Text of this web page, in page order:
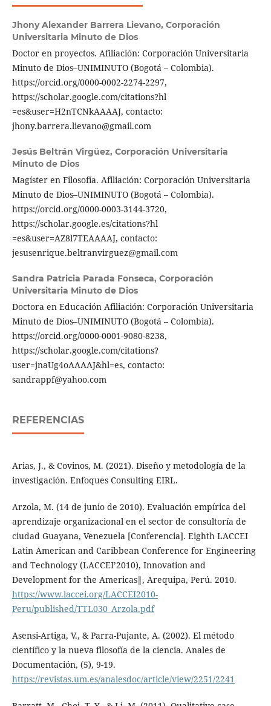
Jhony Alexander Barrera Lievano, Corporación
Universitaria Minuto de Dios
Doctor en proyectos. Afiliación: Corporación Universitaria
Minuto de Dios–UNIMINUTO (Bogotá – Colombia).
https://orcid.org/0000-0002-2274-2297,
https://scholar.google.com/citations?hl
=es&user=H2nTCNkAAAAJ, contacto:
jhony.barrera.lievano@gmail.com
Jesús Beltrán Virgüez, Corporación Universitaria
Minuto de Dios
Magíster en Filosofía. Afiliación: Corporación Universitaria
Minuto de Dios–UNIMINUTO (Bogotá – Colombia).
https://orcid.org/0000-0003-3144-3720,
https://scholar.google.es/citations?hl
=es&user=AZ8l7TEAAAAJ, contacto:
jesusenrique.beltranvirguez@gmail.com
Sandra Patricia Parada Fonseca, Corporación
Universitaria Minuto de Dios
Doctora en Educación Afiliación: Corporación Universitaria
Minuto de Dios–UNIMINUTO (Bogotá – Colombia).
https://orcid.org/0000-0001-9080-8238,
https://scholar.google.com/citations?
user=jnaUg4oAAAAJ&hl=es, contacto:
sandrappf@yahoo.com
REFERENCIAS
Arias, J., & Covinos, M. (2021). Diseño y metodología de la
investigación. Enfoques Consulting EIRL.
Arzola, M. (14 de junio de 2010). Evaluación empírica del
aprendizaje organizacional en el sector de consultoría de
ciudad Guayana, Venezuela [Conferencia]. Eighth LACCEI
Latin American and Caribbean Conference for Engineering
and Technology (LACCEI’2010), Innovation and
Development for the Americas‖, Arequipa, Perú. 2010.
https://www.laccei.org/LACCEI2010-
Peru/published/TTL030_Arzola.pdf
Asensi-Artiga, V., & Parra-Pujante, A. (2002). El método
científico y la nueva filosofía de la ciencia. Anales de
Documentación, (5), 9-19.
https://revistas.um.es/analesdoc/article/view/2251/2241